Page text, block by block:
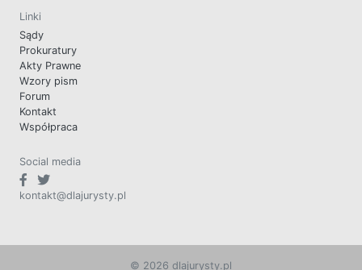
Linki
Sądy
Prokuratury
Akty Prawne
Wzory pism
Forum
Kontakt
Współpraca
Social media
kontakt@dlajurysty.pl
© 2026 dlajurysty.pl